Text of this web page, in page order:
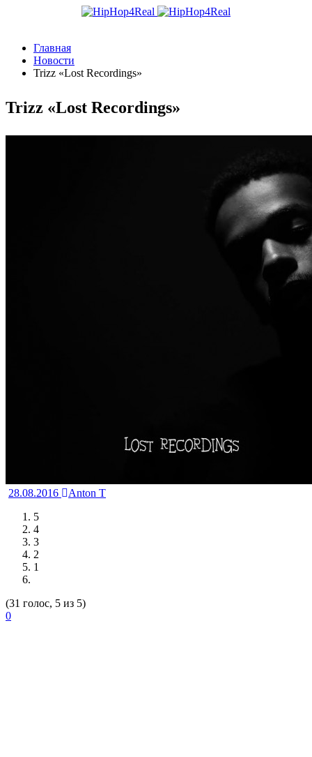
Главная
Новости
Trizz «Lost Recordings»
Trizz «Lost Recordings»
28.08.2016
Anton T
5
4
3
2
1
(31 голос, 5 из 5)
0